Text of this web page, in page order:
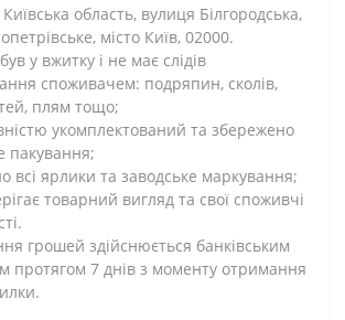
область, вулиця Білгородська,
місто Київ, 02000.
у вжитку і не має слідів
споживачем: подряпин, сколів,
плям тощо;
укомплектований та збережено
пакування;
всі ярлики та заводське маркування;
товарний вигляд та свої споживчі
грошей здійснюється банківським
протягом 7 днів з моменту отримання